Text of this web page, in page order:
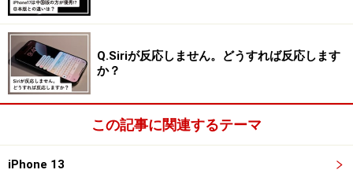
従来も「共有アルバム」という機能はあって、家族や友
人と写真を共有するためのアルバムを作成できます。
機能としては、これと似たようなものだとは思います
が、「メンバーの近くで撮影したら即座に共有される」
「共有を開始するやいなや写真に写っている人から、ラ
イブラリに入れる写真を簡単に選べる」という点に違い
がありそうです。
Q.Siriが反応しません。どうすれば反応します
か？
この記事に関連するテーマ
iPhone 13